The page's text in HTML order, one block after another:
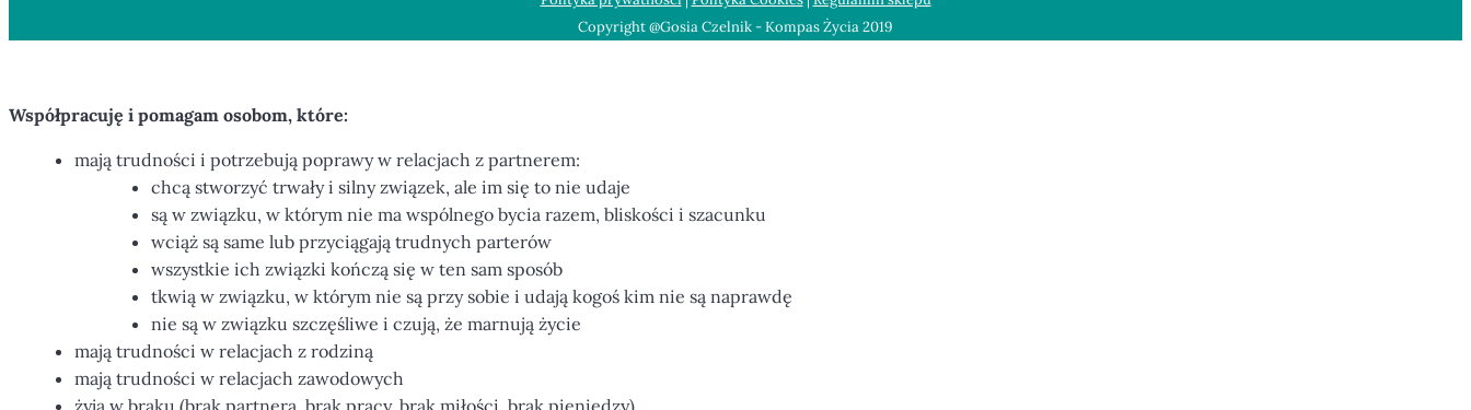
Copyright @Gosia Czelnik - Kompas Życia 2019
Współpracuję i pomagam osobom, które:
mają trudności i potrzebują poprawy w relacjach z partnerem:
chcą stworzyć trwały i silny związek, ale im się to nie udaje
są w związku, w którym nie ma wspólnego bycia razem, bliskości i szacunku
wciąż są same lub przyciągają trudnych parterów
wszystkie ich związki kończą się w ten sam sposób
tkwią w związku, w którym nie są przy sobie i udają kogoś kim nie są naprawdę
nie są w związku szczęśliwe i czują, że marnują życie
mają trudności w relacjach z rodziną
mają trudności w relacjach zawodowych
żyją w braku (brak partnera, brak pracy, brak miłości, brak pieniędzy).